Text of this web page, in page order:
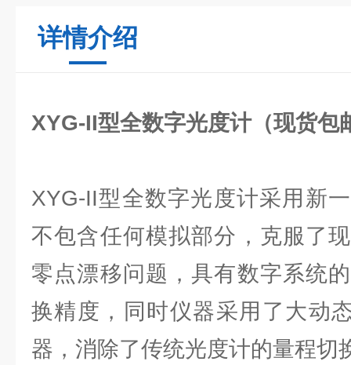
详情介绍
XYG-II型全数字光度计（现货包
XYG-II型全数字光度计采用新
不包含任何模拟部分，克服了
零点漂移问题，具有数字系统
换精度，同时仪器采用了大动
器，消除了传统光度计的量程切